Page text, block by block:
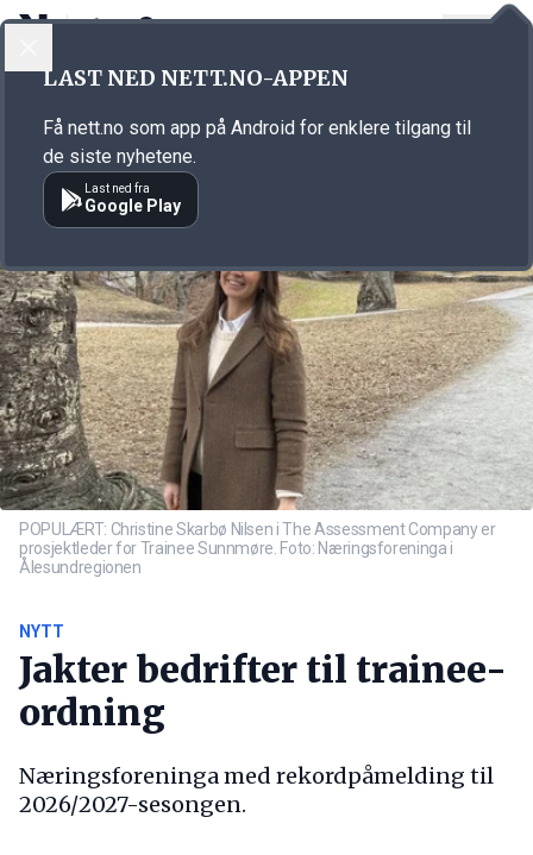
Annonsørinnhold
POPULÆRT: Christine Skarbø Nilsen i The Assessment Company er
prosjektleder for Trainee Sunnmøre. Foto: Næringsforeninga i
Ålesundregionen
NYTT
Jakter bedrifter til trainee-
ordning
Næringsforeninga med rekordpåmelding til
2026/2027-sesongen.
LAST NED NETT.NO-APPEN
Få nett.no som app på Android for enklere tilgang til
de siste nyhetene.
Last ned fra
Google Play